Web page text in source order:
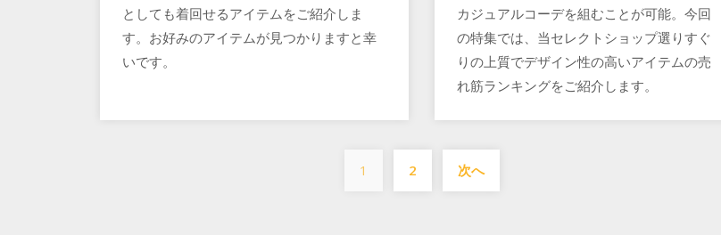
としても着回せるアイテムをご紹介しま
す。お好みのアイテムが見つかりますと幸
いです。
カジュアルコーデを組むことが可能。今回
の特集では、当セレクトショップ選りすぐ
りの上質でデザイン性の高いアイテムの売
れ筋ランキングをご紹介します。
投
1 2 次へ